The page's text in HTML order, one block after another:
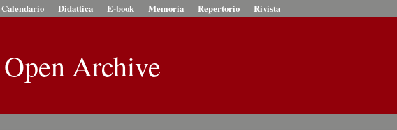
Calendario Didattica E-book Memoria Repertorio Rivista
Open Archive